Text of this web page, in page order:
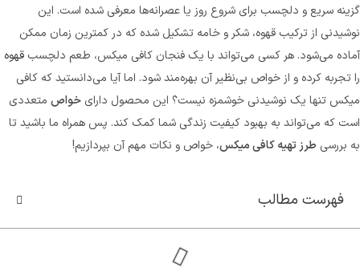
گزینه سریع و دلچسب برای شروع روز یا عصرانه‌ها معرفی شده است. این
نوشیدنی از ترکیب قهوه، شکر و خامه تشکیل شده که در کمترین زمان ممکن
آماده می‌شود. هر کسی می‌تواند با یک فنجان کافی میکس، طعم دلچسب قهوه
را تجربه کرده و از خواص بی‌نظیر آن بهره‌مند شود. اما آیا می‌دانستید که کافی
میکس تنها یک نوشیدنی خوشمزه نیست؟ این محصول دارای خواص متعددی
است که می‌تواند به بهبود کیفیت زندگی شما کمک کند. پس همراه ما باشید تا
به بررسی طرز تهیه کافی میکس، خواص و نکات مهم آن بپردازیم!
فهرست مطالب